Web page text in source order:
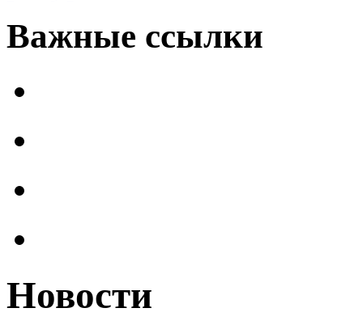
Важные ссылки
Новости